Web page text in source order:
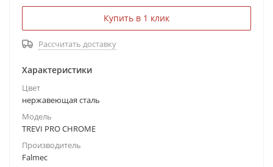
Купить в 1 клик
Рассчитать доставку
Характеристики
Цвет
нержавеющая сталь
Модель
TREVI PRO CHROME
Производитель
Falmec